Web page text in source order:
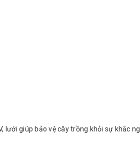
lưới giúp bảo vệ cây trồng khỏi sự khắc